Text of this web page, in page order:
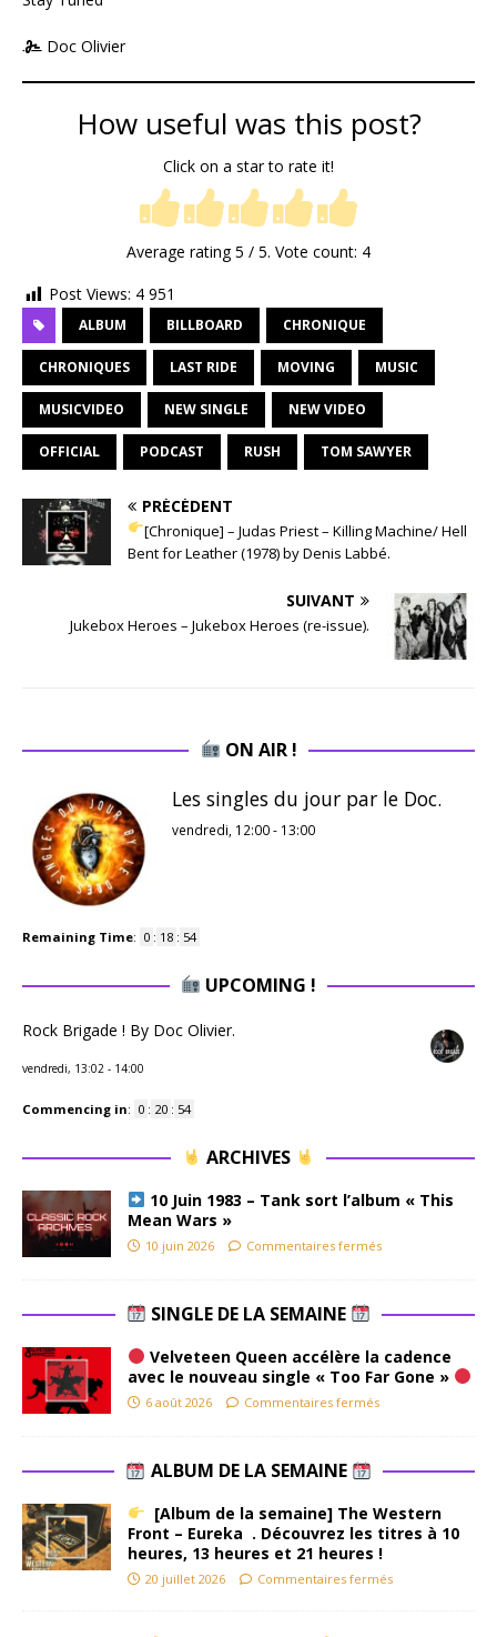
Doc Olivier
How useful was this post?
Click on a star to rate it!
Average rating5 / 5. Vote count: 4
Post Views: 4 951
ALBUM BILLBOARD CHRONIQUE
CHRONIQUES LAST RIDE MOVING MUSIC
MUSICVIDEO NEW SINGLE NEW VIDEO
OFFICIAL PODCAST RUSH TOM SAWYER
PRÉCÉDENT
[Chronique] – Judas Priest – Killing Machine/ Hell
Bent for Leather (1978) by Denis Labbé.
SUIVANT
Jukebox Heroes – Jukebox Heroes (re-issue).
ON AIR !
Les singles du jour par le Doc.
vendredi, 12:00- 13:00
Remaining Time: 0 : 18 : 53
UPCOMING !
Rock Brigade ! By Doc Olivier.
vendredi, 13:02 - 14:00
Commencing in: 0 : 20 : 53
ARCHIVES
10 Juin 1983 – Tank sort l’album « This
Mean Wars »
10 juin 2026 Commentaires fermés
SINGLE DE LA SEMAINE
Velveteen Queen accélère la cadence
avec le nouveau single « Too Far Gone »
6 août 2026 Commentaires fermés
ALBUM DE LA SEMAINE
[Album de la semaine] The Western
Front – Eureka . Découvrez les titres à 10
heures, 13 heures et 21 heures !
20 juillet 2026 Commentaires fermés